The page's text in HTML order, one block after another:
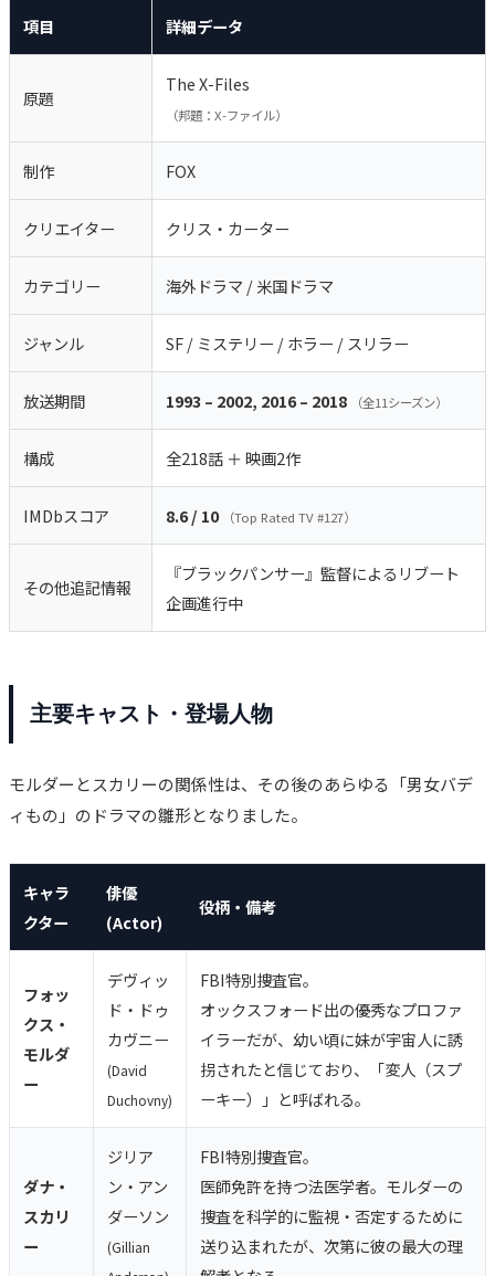
項目 詳細データ
原題
The X-Files
（邦題：X-ファイル）
制作 FOX
クリエイター クリス・カーター
カテゴリー 海外ドラマ / 米国ドラマ
ジャンル SF / ミステリー / ホラー / スリラー
放送期間 1993 – 2002, 2016 – 2018 （全11シーズン）
構成 全218話 ＋ 映画2作
IMDbスコア 8.6 / 10 （Top Rated TV #127）
その他追記情報
『ブラックパンサー』監督によるリブート
企画進行中
主要キャスト・登場人物
モルダーとスカリーの関係性は、その後のあらゆる「男女バデ
ィもの」のドラマの雛形となりました。
キャラ
クター
俳優
(Actor)
役柄・備考
フォッ
クス・
モルダ
ー
デヴィッ
ド・ドゥ
カヴニー
(David
Duchovny)
FBI特別捜査官。
オックスフォード出の優秀なプロファ
イラーだが、幼い頃に妹が宇宙人に誘
拐されたと信じており、「変人（スプ
ーキー）」と呼ばれる。
ダナ・
スカリ
ー
ジリア
ン・アン
ダーソン
(Gillian
FBI特別捜査官。
医師免許を持つ法医学者。モルダーの
捜査を科学的に監視・否定するために
送り込まれたが、次第に彼の最大の理